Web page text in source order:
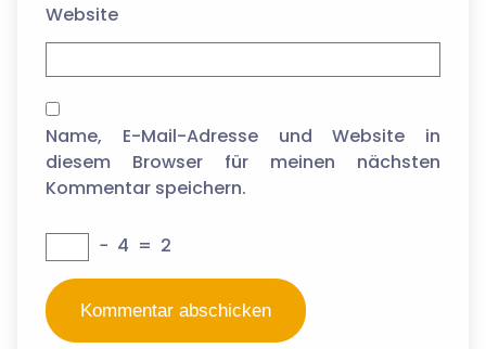
Website
Name, E-Mail-Adresse und Website in
diesem Browser für meinen nächsten
Kommentar speichern.
− 4 = 2